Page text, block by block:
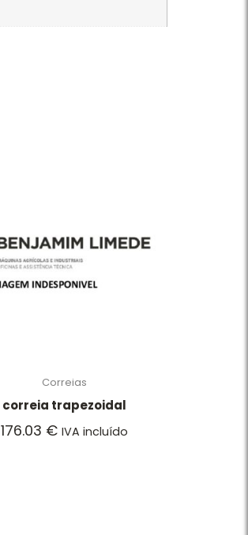
Correias
correia trapezoidal
176.03 € IVA incluído